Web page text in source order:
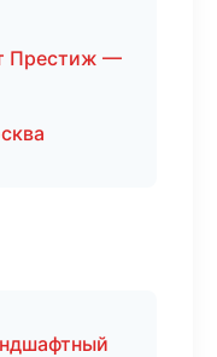
Престиж —